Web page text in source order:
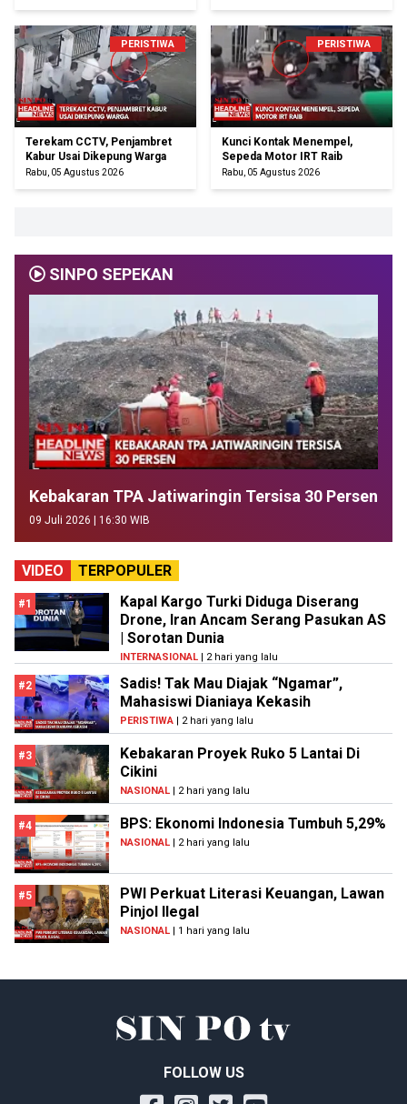
PERISTIWA
Terekam CCTV, Penjambret
Kabur Usai Dikepung Warga
Rabu, 05 Agustus 2026
PERISTIWA
Kunci Kontak Menempel,
Sepeda Motor IRT Raib
Rabu, 05 Agustus 2026
SINPO SEPEKAN
Kebakaran TPA Jatiwaringin Tersisa 30 Persen
09 Juli 2026 | 16:30 WIB
VIDEO TERPOPULER
#1
Kapal Kargo Turki Diduga Diserang
Drone, Iran Ancam Serang Pasukan AS
| Sorotan Dunia
INTERNASIONAL | 2 hari yang lalu
#2
Sadis! Tak Mau Diajak “Ngamar”,
Mahasiswi Dianiaya Kekasih
PERISTIWA | 2 hari yang lalu
#3
Kebakaran Proyek Ruko 5 Lantai Di
Cikini
NASIONAL | 2 hari yang lalu
#4 BPS: Ekonomi Indonesia Tumbuh 5,29%
NASIONAL | 2 hari yang lalu
#5
PWI Perkuat Literasi Keuangan, Lawan
Pinjol Ilegal
NASIONAL | 1 hari yang lalu
FOLLOW US